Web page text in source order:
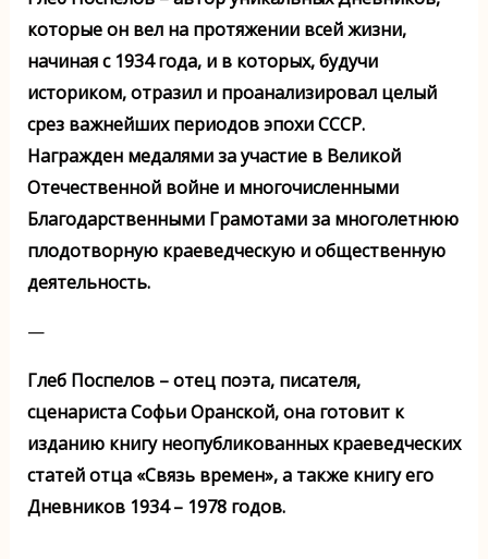
которые он вел на протяжении всей жизни,
начиная с 1934 года, и в которых, будучи
историком, отразил и проанализировал целый
срез важнейших периодов эпохи СССР.
Награжден медалями за участие в Великой
Отечественной войне и многочисленными
Благодарственными Грамотами за многолетнюю
плодотворную краеведческую и общественную
деятельность.
—
Глеб Поспелов – отец поэта, писателя,
сценариста Софьи Оранской, она готовит к
изданию книгу неопубликованных краеведческих
статей отца «Связь времен», а также книгу его
Дневников 1934 – 1978 годов.